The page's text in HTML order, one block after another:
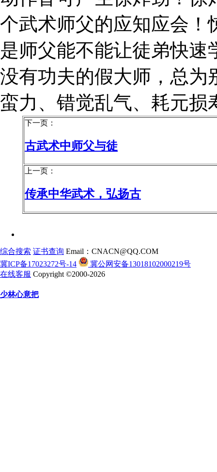
个武术师父的应知应会！
是师父能不能让徒弟快
没有功夫的假大师，总为
蛮力、错觉乱气、耗元损
下一页：
古武术中师父与徒
上一页：
传承中华武术，弘扬古
综合搜索 证书查询 Email：CNACN@QQ.COM
冀ICP备17023272号-14
冀公网安备13018102000219号
在线客服 Copyright ©2000-2026
少林心意把